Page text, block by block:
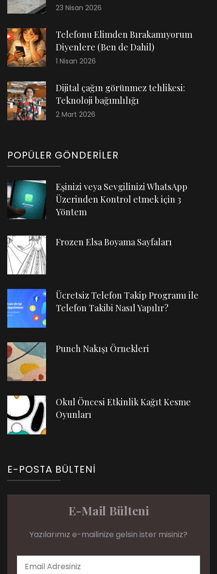
23 Nisan 2026
Telefonu Elimden Bırakamıyorum
Diyenlere (Ben de Dahil)
1 Nisan 2026
Dijital çağın görünmez tehlikesi:
Teknoloji bağımlılığı
2 Mart 2026
POPÜLER GÖNDERILER
Eşinizi veya Sevgilinizi WhatsApp
Üzerinden Kontrol etmek için 3
Yöntem
Frozen Elsa Boyama Sayfaları
Ücretsiz Telefon Takip Programı ile
Telefon Takibi Nasıl Yapılır?
Punch Nakışı Örnekleri
Okul Öncesi Etkinlik Kağıt Kesme
Oyunları
E-POSTA BÜLTENI
E-Mail Bülteni
Yazılarımız e-mailinize gelsin ister misiniz?